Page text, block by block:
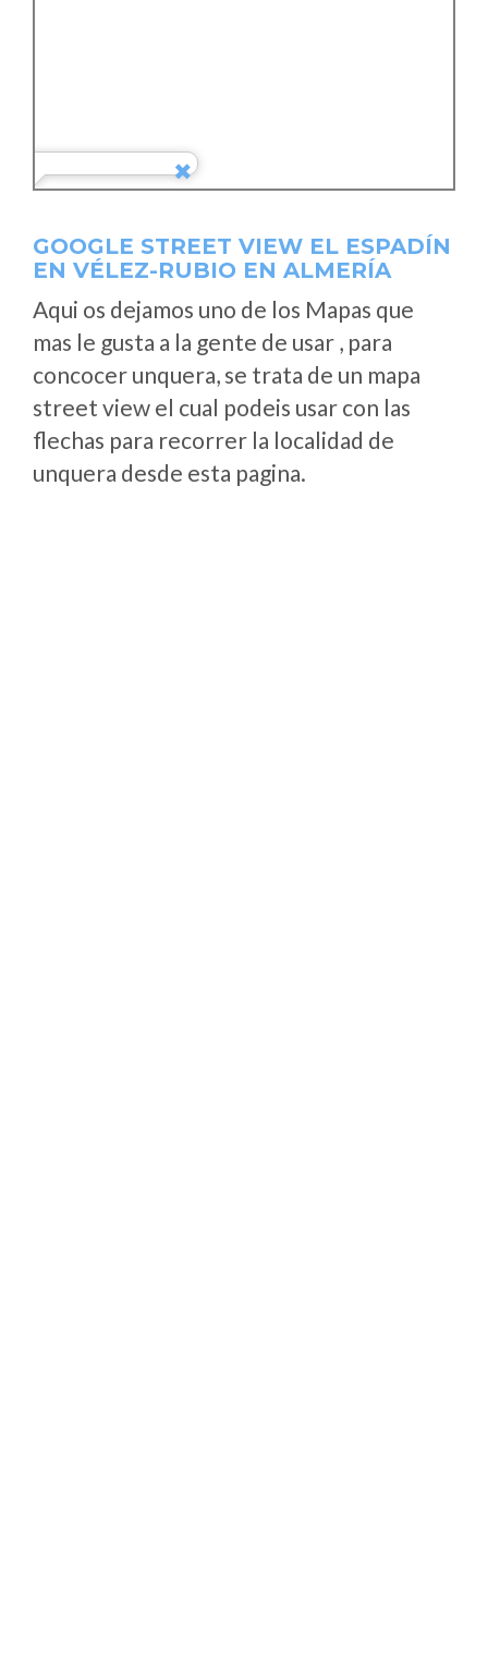
GOOGLE STREET VIEW EL ESPADÍN
EN VÉLEZ-RUBIO EN ALMERÍA
Aqui os dejamos uno de los Mapas que
mas le gusta a la gente de usar , para
concocer unquera, se trata de un mapa
street view el cual podeis usar con las
flechas para recorrer la localidad de
unquera desde esta pagina.